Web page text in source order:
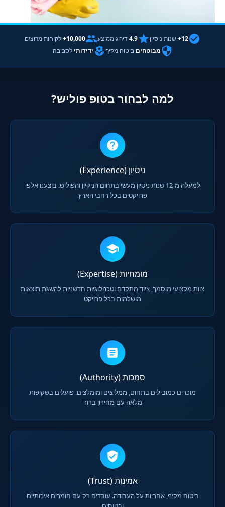
12+ שנות ניסיון 4.9דירוג ממוצע 10,000+
לקוחות מרוצים
מבוטחים ביטוח מקיף ידידותי לסביבה
למה לבחור בטופ פוליש?
ניסיון (Experience)
למעלה מ-12 שנות ניסיון מעשי בתחום הניקיון והפוליש. ביצענו אלפי
פרויקטים בכל רחבי הארץ
מומחיות (Expertise)
צוות מקצועי מוסמך, ציוד מתקדם וטכנולוגיות חדשניות להשגת תוצאות
מושלמות בכל פרויקט
סמכות (Authority)
מוכרים כמובילים בתחום, ממליצים ומומלצים. פועלים בשקיפות
מלאה עם מחירון ברור
אמינות (Trust)
ביטוח מקיף, אחריות על העבודה. עובדים רק עם חומרים איכותיים